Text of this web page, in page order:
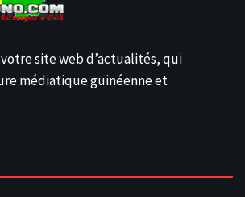
site web d’actualités, qui
médiatique guinéenne et